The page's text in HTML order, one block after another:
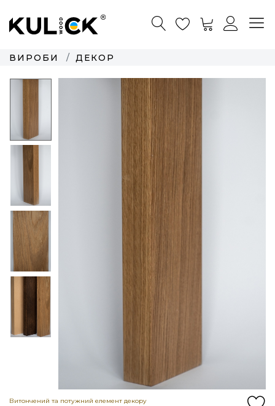
ВИРОБИ ДЕКОР
Витончений та потужний елемент декору